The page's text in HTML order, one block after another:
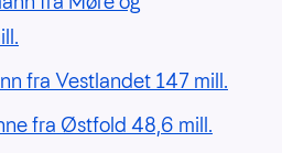
fra Vestlandet 147 mill.
fra Østfold 48,6 mill.